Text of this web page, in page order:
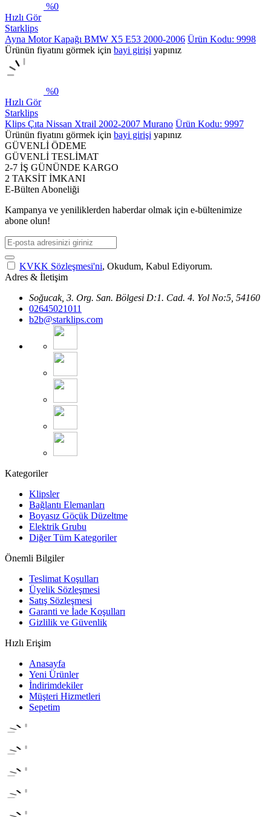
%0
Hızlı Gör
Starklips
Ayna Motor Kapağı BMW X5 E53 2000-2006 Ürün Kodu: 9998
Ürünün fiyatını görmek için bayi girişi yapınız
%0
Hızlı Gör
Starklips
Klips Çıta Nissan Xtrail 2002-2007 Murano Ürün Kodu: 9997
Ürünün fiyatını görmek için bayi girişi yapınız
GÜVENLİ ÖDEME
GÜVENLİ TESLİMAT
2-7 İŞ GÜNÜNDE KARGO
2 TAKSİT İMKANI
E-Bülten Aboneliği
Kampanya ve yeniliklerden haberdar olmak için e-bültenimize
abone olun!
KVKK Sözleşmesi'ni, Okudum, Kabul Ediyorum.
Adres & İletişim
Soğucak, 3. Org. San. Bölgesi D:1. Cad. 4. Yol No:5, 54160
02645021011
b2b@starklips.com
Kategoriler
Klipsler
Bağlantı Elemanları
Boyasız Göçük Düzeltme
Elektrik Grubu
Diğer Tüm Kategoriler
Önemli Bilgiler
Teslimat Koşulları
Üyelik Sözleşmesi
Satış Sözleşmesi
Garanti ve İade Koşulları
Gizlilik ve Güvenlik
Hızlı Erişim
Anasayfa
Yeni Ürünler
İndirimdekiler
Müşteri Hizmetleri
Sepetim